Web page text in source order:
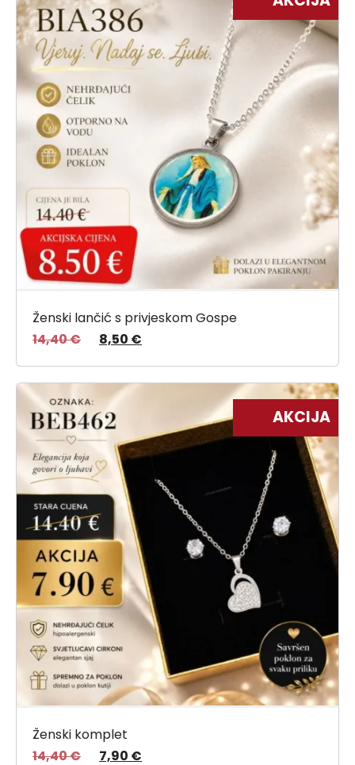
Ženski lančić s privjeskom Gospe
14,40€ 8,50 €
AKCIJA
Ženski komplet
14,40€ 7,90 €